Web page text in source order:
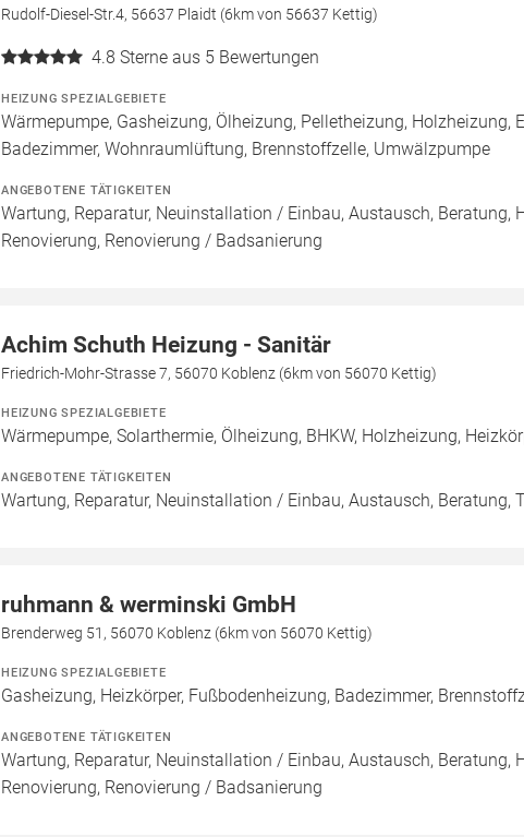
Rudolf-Diesel-Str.4, 56637 Plaidt (6km von 56637 Kettig)
4.8 Sterne aus 5 Bewertungen
HEIZUNG SPEZIALGEBIETE
Wärmepumpe, Gasheizung, Ölheizung, Pelletheizung, Holzheizung,
Badezimmer, Wohnraumlüftung, Brennstoffzelle, Umwälzpumpe
ANGEBOTENE TÄTIGKEITEN
Wartung, Reparatur, Neuinstallation / Einbau, Austausch, Beratung,
Renovierung, Renovierung / Badsanierung
Achim Schuth Heizung - Sanitär
Friedrich-Mohr-Strasse 7, 56070 Koblenz (6km von 56070 Kettig)
HEIZUNG SPEZIALGEBIETE
Wärmepumpe, Solarthermie, Ölheizung, BHKW, Holzheizung,
ANGEBOTENE TÄTIGKEITEN
Wartung, Reparatur, Neuinstallation / Einbau, Austausch, Beratung,
ruhmann & werminski GmbH
Brenderweg 51, 56070 Koblenz (6km von 56070 Kettig)
HEIZUNG SPEZIALGEBIETE
Gasheizung, Heizkörper, Fußbodenheizung, Badezimmer,
ANGEBOTENE TÄTIGKEITEN
Wartung, Reparatur, Neuinstallation / Einbau, Austausch, Beratung,
Renovierung, Renovierung / Badsanierung